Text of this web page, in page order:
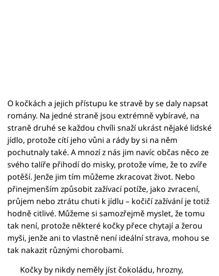
O kočkách a jejich přístupu ke stravě by se daly napsat
romány. Na jedné straně jsou extrémně vybíravé, na
straně druhé se každou chvíli snaží ukrást nějaké lidské
jídlo, protože cítí jeho vůni a rády by si na něm
pochutnaly také. A mnozí z nás jim navíc občas něco ze
svého talíře přihodí do misky, protože víme, že to zvíře
potěší. Jenže jim tím můžeme zkracovat život. Nebo
přinejmenším způsobit zažívací potíže, jako zvracení,
průjem nebo ztrátu chuti k jídlu – kočičí zažívání je totiž
hodně citlivé. Můžeme si samozřejmě myslet, že tomu
tak není, protože některé kočky přece chytají a žerou
myši, jenže ani to vlastně není ideální strava, mohou se
tak nakazit různými chorobami.
Kočky by nikdy neměly jíst čokoládu, hrozny,